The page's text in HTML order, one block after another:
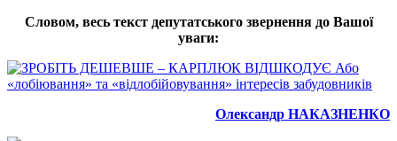
Словом, весь текст депутатського звернення до Вашої
уваги:
Олександр НАКАЗНЕНКО